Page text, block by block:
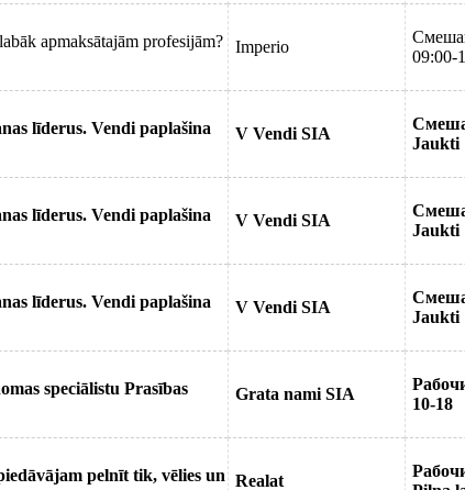
apmaksātajām profesijām?
Imperio
09:00-
līderus. Vendi paplašina
V Vendi SIA
Jaukti
līderus. Vendi paplašina
V Vendi SIA
Jaukti
līderus. Vendi paplašina
V Vendi SIA
Jaukti
speciālistu Prasības
Grata nami SIA
10-18
pelnīt tik, vēlies un Realat